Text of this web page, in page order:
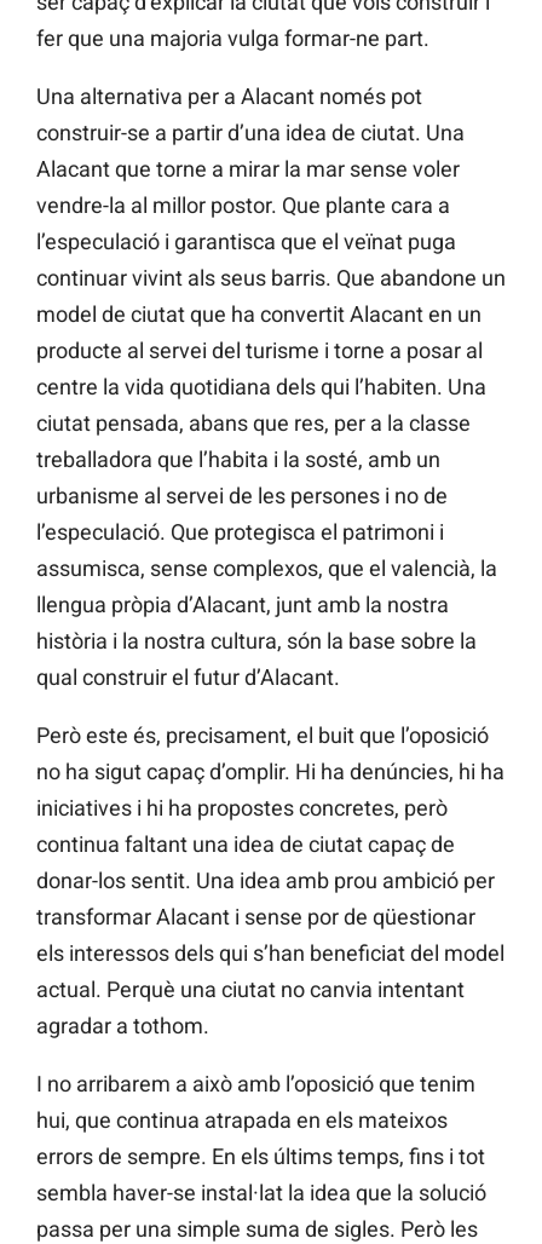
fer que una majoria vulga formar-ne part.
Una alternativa per a Alacant només pot
construir-se a partir d’una idea de ciutat. Una
Alacant que torne a mirar la mar sense voler
vendre-la al millor postor. Que plante cara a
l’especulació i garantisca que el veïnat puga
continuar vivint als seus barris. Que abandone un
model de ciutat que ha convertit Alacant en un
producte al servei del turisme i torne a posar al
centre la vida quotidiana dels qui l’habiten. Una
ciutat pensada, abans que res, per a la classe
treballadora que l’habita i la sosté, amb un
urbanisme al servei de les persones i no de
l’especulació. Que protegisca el patrimoni i
assumisca, sense complexos, que el valencià, la
llengua pròpia d’Alacant, junt amb la nostra
història i la nostra cultura, són la base sobre la
qual construir el futur d’Alacant.
Però este és, precisament, el buit que l’oposició
no ha sigut capaç d’omplir. Hi ha denúncies, hi ha
iniciatives i hi ha propostes concretes, però
continua faltant una idea de ciutat capaç de
donar-los sentit. Una idea amb prou ambició per
transformar Alacant i sense por de qüestionar
els interessos dels qui s’han beneficiat del model
actual. Perquè una ciutat no canvia intentant
agradar a tothom.
I no arribarem a això amb l’oposició que tenim
hui, que continua atrapada en els mateixos
errors de sempre. En els últims temps, fins i tot
sembla haver-se instal·lat la idea que la solució
passa per una simple suma de sigles. Però les